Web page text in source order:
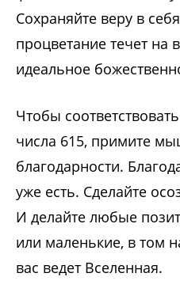
Сохраняйте веру в
процветание течет на
идеальное
Чтобы
числа 615, примите
благодарности.
уже есть. Сделайте
И делайте любые
или маленькие, в том
вас ведет Вселенная.